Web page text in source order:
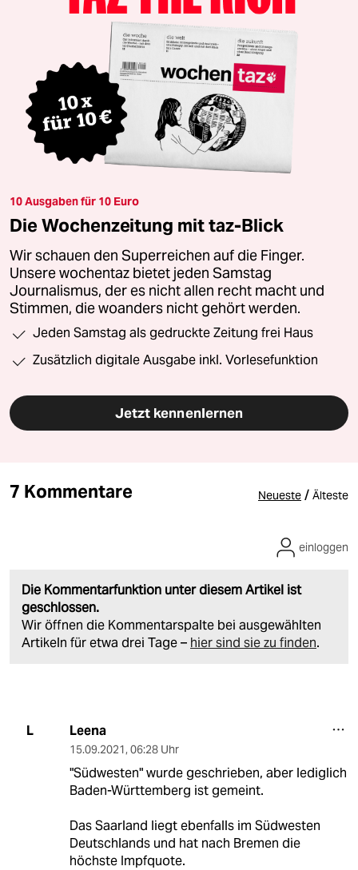
10 Ausgaben für 10 Euro
Die Wochenzeitung mit taz-Blick
Wir schauen den Superreichen auf die Finger.
Unsere wochentaz bietet jeden Samstag
Journalismus, der es nicht allen recht macht und
Stimmen, die woanders nicht gehört werden.
Jeden Samstag als gedruckte Zeitung frei Haus
Zusätzlich digitale Ausgabe inkl. Vorlesefunktion
Jetzt kennenlernen
7 Kommentare Neueste / Älteste
Die Kommentarfunktion unter diesem Artikel ist
geschlossen.
Wir öffnen die Kommentarspalte bei ausgewählten
Artikeln für etwa drei Tage – hier sind sie zu finden.
einloggen
L Leena
15.09.2021, 06:28 Uhr
"Südwesten" wurde geschrieben, aber lediglich
Baden-Württemberg ist gemeint.
Das Saarland liegt ebenfalls im Südwesten
Deutschlands und hat nach Bremen die
höchste Impfquote.